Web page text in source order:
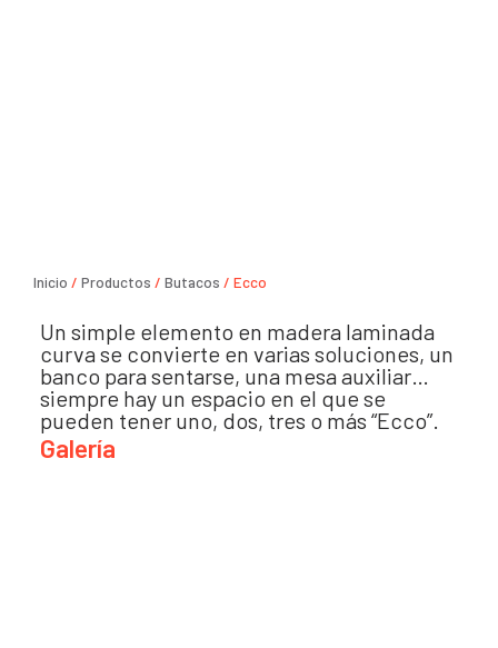
Inicio / Productos / Butacos / Ecco
Un simple elemento en madera laminada
curva se convierte en varias soluciones, un
banco para sentarse, una mesa auxiliar…
siempre hay un espacio en el que se
pueden tener uno, dos, tres o más “Ecco”.
Galería